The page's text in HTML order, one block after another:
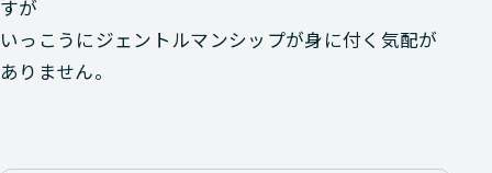
すが
いっこうにジェントルマンシップが身に付く気配が
ありません。